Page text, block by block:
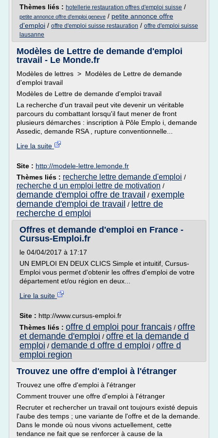
Thèmes liés : hotellerie restauration offres d'emploi suisse /
petite annonce offre d'emploi geneve / petite annonce offre
d'emploi / offre d'emploi suisse restauration / offre d'emploi suisse
lausanne
Modèles de Lettre de demande d'emploi
travail - Le Monde.fr
Modèles de lettres > Modèles de Lettre de demande
d'emploi travail
Modèles de Lettre de demande d'emploi travail
La recherche d'un travail peut vite devenir un véritable
parcours du combattant lorsqu'il faut mener de front
plusieurs démarches : inscription à Pôle Emplo i, demande
Assedic, demande RSA , rupture conventionnelle...
Lire la suite
Site : http://modele-lettre.lemonde.fr
Thèmes liés : recherche lettre demande d'emploi /
recherche d un emploi lettre de motivation /
demande d'emploi offre de travail / exemple
demande d'emploi de travail / lettre de
recherche d emploi
Offres et demande d'emploi en France -
Cursus-Emploi.fr
le 04/04/2017 à 17:17
UN EMPLOI EN DEUX CLICS Simple et intuitif, Cursus-
Emploi vous permet d'obtenir les offres d'emploi de votre
département et/ou région en deux...
Lire la suite
Site : http://www.cursus-emploi.fr
Thèmes liés : offre d emploi pour francais / offre
et demande d'emploi / offre et la demande d
emploi / demande d offre d emploi / offre d
emploi region
Trouvez une offre d'emploi à l'étranger
Trouvez une offre d'emploi à l'étranger
Comment trouver une offre d'emploi à l'étranger
Recruter et rechercher un travail ont toujours existé depuis
l'aube des temps ; une variante de l'offre et de la demande.
Dans le monde où nous vivons actuellement, cette
tendance ne fait que se renforcer à cause de la